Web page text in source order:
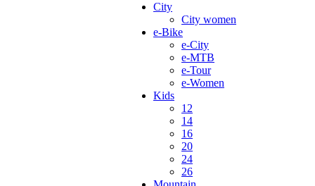
City
City women
e-Bike
e-City
e-MTB
e-Tour
e-Women
Kids
12
14
16
20
24
26